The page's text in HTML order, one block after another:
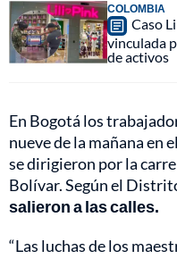
COLOMBIA
Caso
vinculada
de activos
En Bogotá los
nueve de la mañana en
se dirigieron por la
Bolívar. Según el
salieron a las calles.
“Las luchas de los